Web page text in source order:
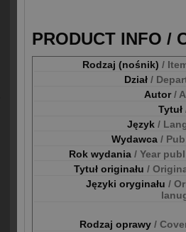
PRODUCT INFO /
Rodzaj (nośnik) /
Dział /
Autor/
Tytuł
Język /
Wydawca /
Rok wydania / Year
Tytuł originału /
Języki oryginału /
Rodzaj oprawy /